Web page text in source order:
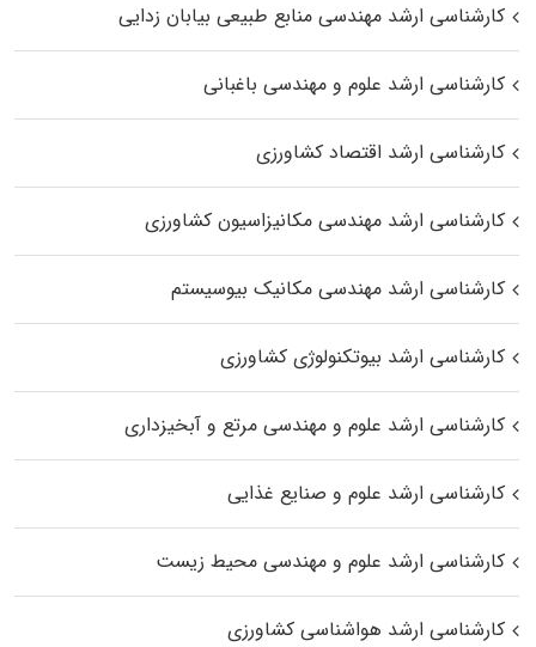
کارشناسی ارشد مهندسی منابع طبیعی بیابان زدایی
کارشناسی ارشد علوم و مهندسی باغبانی
کارشناسی ارشد اقتصاد کشاورزی
کارشناسی ارشد مهندسی مکانیزاسیون کشاورزی
کارشناسی ارشد مهندسی مکانیک بیوسیستم
کارشناسی ارشد بیوتکنولوژی کشاورزی
کارشناسی ارشد علوم و مهندسی مرتع و آبخیزداری
کارشناسی ارشد علوم و صنایع غذایی
کارشناسی ارشد علوم و مهندسی محیط زیست
کارشناسی ارشد هواشناسی کشاورزی